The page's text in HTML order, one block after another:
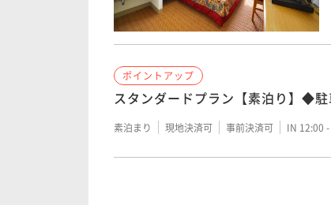
ポイントアップ
【ポイントアップ】朝食付プラン
朝食付き 現地決済可 事前決済可 IN 12:00 -
ポイントアップ
スタンダードプラン【素泊り】◆
素泊まり 現地決済可 事前決済可 IN 12:00